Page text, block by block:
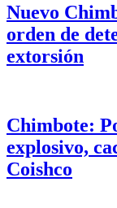
Nuevo
orden de
extorsión
Chimbote:
explosivo,
Coishco